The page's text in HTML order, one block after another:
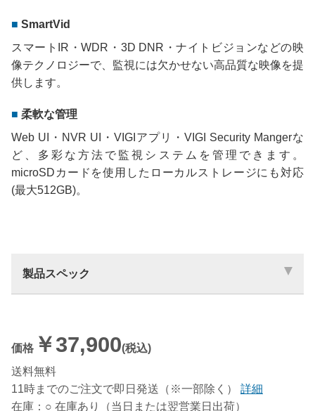
SmartVid
スマートIR・WDR・3D DNR・ナイトビジョンなどの映
像テクノロジーで、監視には欠かせない高品質な映像を提
供します。
柔軟な管理
Web UI・NVR UI・VIGIアプリ・VIGI Security Mangerな
ど、多彩な方法で監視システムを管理できます。
microSDカードを使用したローカルストレージにも対応
(最大512GB)。
製品スペック
価格 ￥37,900(税込)
送料無料
11時までのご注文で即日発送（※一部除く）
詳細
在庫：○ 在庫あり（当日または翌営業日出荷）